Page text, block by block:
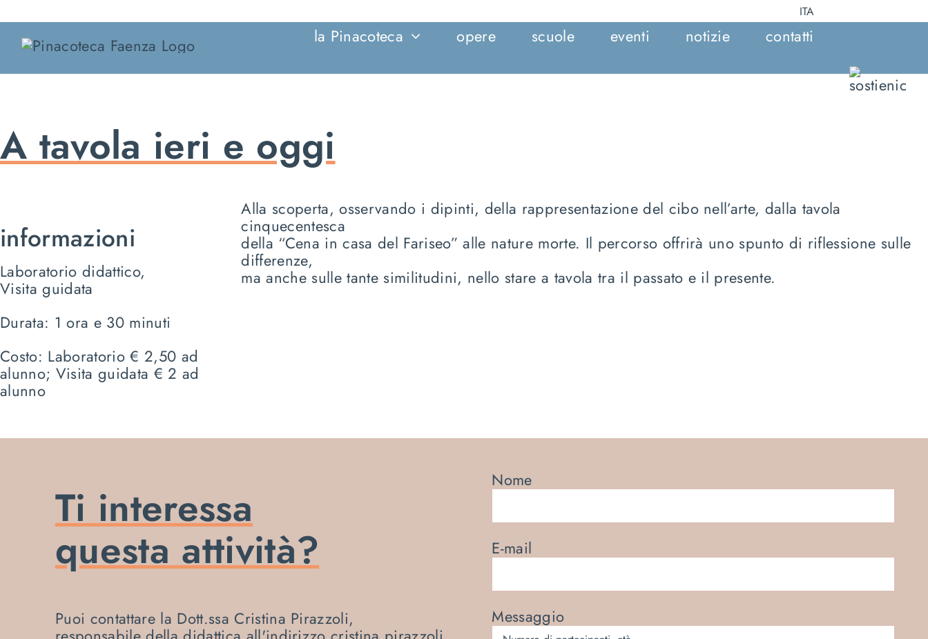
al
contenuto
ITA
la Pinacoteca opere scuole eventi notizie contatti
A tavola ieri e oggi
informazioni
Laboratorio didattico,
Visita guidata
Durata: 1 ora e 30 minuti
Costo: Laboratorio € 2,50 ad
alunno; Visita guidata € 2 ad
alunno
Alla scoperta, osservando i dipinti, della rappresentazione del cibo nell’arte, dalla tavola
cinquecentesca
della “Cena in casa del Fariseo” alle nature morte. Il percorso offrirà uno spunto di riflessione sulle
differenze,
ma anche sulle tante similitudini, nello stare a tavola tra il passato e il presente.
Ti interessa
questa attività?
Puoi contattare la Dott.ssa Cristina Pirazzoli,
Nome
E-mail
Messaggio